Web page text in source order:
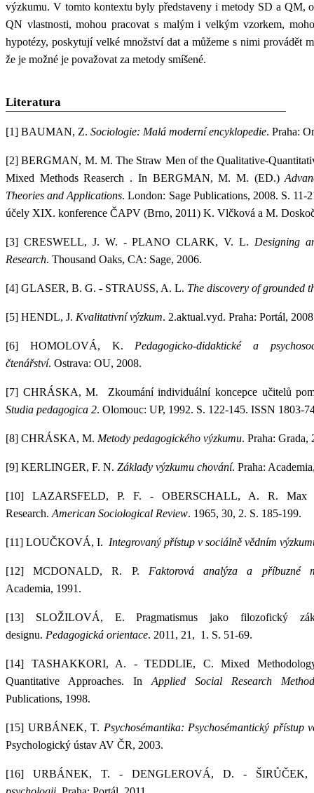
výzkumu. V tomto kontextu byly představeny i metody SD a QM,
QN vlastnosti, mohou pracovat s malým i velkým vzorkem,
hypotézy, poskytují velké množství dat a můžeme s nimi provádět
že je možné je považovat za metody smíšené.
Literatura
[1] BAUMAN, Z. Sociologie: Malá moderní encyklopedie. Praha:
[2]BERGMAN, M. M.The Straw Men of the Qualitative-
Mixed Methods Reaserch . In BERGMAN, M. M. (ED.)
Theories and Applications. London: Sage Publications, 2008. S.
účely XIX. konference ČAPV (Brno, 2011) K. Vlčková a M.
[3] CRESWELL, J. W. - PLANO CLARK, V. L. Designing
Research. Thousand Oaks, CA: Sage, 2006.
[4] GLASER, B. G. - STRAUSS, A. L. The discovery of grounded
[5] HENDL, J. Kvalitativní výzkum. 2.aktual.vyd. Praha: Portál,
[6] HOMOLOVÁ, K. Pedagogicko-didaktické a
čtenářství. Ostrava: OU, 2008.
[7] CHRÁSKA, M. Zkoumání individuální koncepce učitelů
Studia pedagogica 2. Olomouc: UP, 1992. S. 122-145. ISSN 1803-
[8] CHRÁSKA, M. Metody pedagogického výzkumu. Praha: Grada,
[9] KERLINGER, F. N. Základy výzkumu chování. Praha:
[10]LAZARSFELD, P. F. - OBERSCHALL, A. R.Max
Research. American Sociological Review. 1965, 30, 2. S. 185-199.
[11] LOUČKOVÁ, I. Integrovaný přístup v sociálně vědním
[12]MCDONALD, R. P. Faktorová analýza a příbuzné
Academia, 1991.
[13] SLOŽILOVÁ, E.Pragmatismus jako filozofický
designu. Pedagogická orientace. 2011, 21, 1. S. 51-69.
[14] TASHAKKORI, A. - TEDDLIE, C.Mixed
Quantitative Approaches. InApplied Social Research
Publications, 1998.
[15] URBÁNEK, T. Psychosémantika: Psychosémantický přístup
Psychologický ústav AV ČR, 2003.
[16] URBÁNEK, T. - DENGLEROVÁ, D. -